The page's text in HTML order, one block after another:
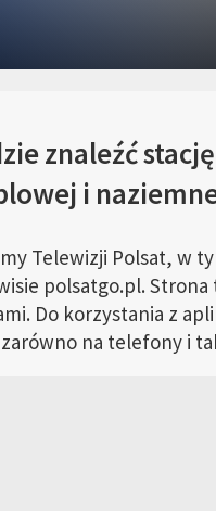
znaleźć
i
Telewizji Polsat, w
polsatgo.pl.
Do korzystania z
na telefony i